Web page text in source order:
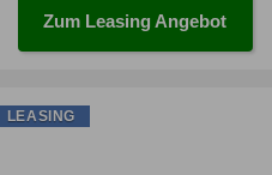
Zum Leasing Angebot
LEASING